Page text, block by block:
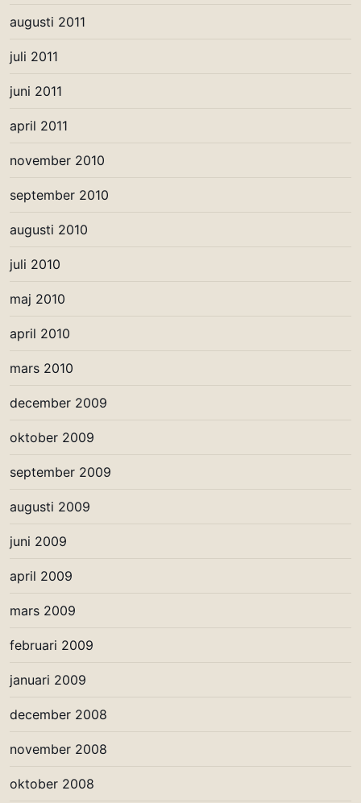
augusti 2011
juli 2011
juni 2011
april 2011
november 2010
september 2010
augusti 2010
juli 2010
maj 2010
april 2010
mars 2010
december 2009
oktober 2009
september 2009
augusti 2009
juni 2009
april 2009
mars 2009
februari 2009
januari 2009
december 2008
november 2008
oktober 2008